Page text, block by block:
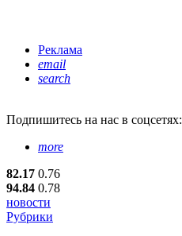
Реклама
email
search
Подпишитесь на нас в соцсетях:
more
82.17 0.76
94.84 0.78
новости
Рубрики